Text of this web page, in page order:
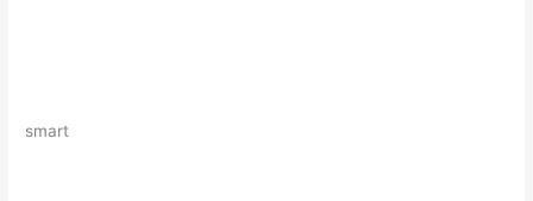
smart